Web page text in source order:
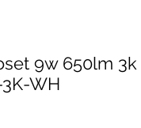
9w 650lm 3k
WH